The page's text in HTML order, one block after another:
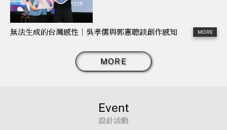
無法生成的台灣感性｜吳孝儒與郭憲聰談創作感知
MORE
Event
設計活動